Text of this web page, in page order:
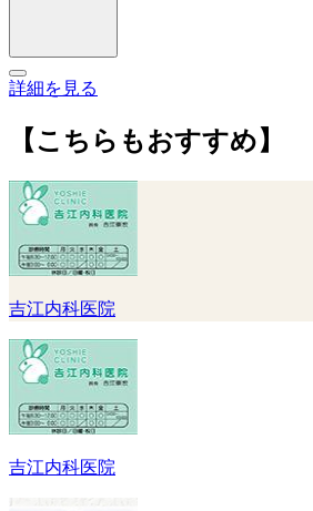
詳細を見る
【こちらもおすすめ】
吉江内科医院
吉江内科医院